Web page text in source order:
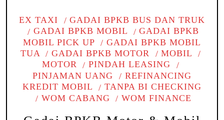
EX TAXI
GADAI BPKB BUS DAN TRUK
GADAI BPKB MOBIL
GADAI BPKB
MOBIL PICK UP
GADAI BPKB MOBIL
TUA
GADAI BPKB MOTOR
MOBIL
MOTOR
PINDAH LEASING
PINJAMAN UANG
REFINANCING
KREDIT MOBIL
TANPA BI CHECKING
WOM CABANG
WOM FINANCE